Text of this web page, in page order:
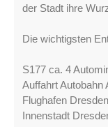
der Stadt ihre
Die wichtigsten
S177 ca. 4
Auffahrt Autobahn
Flughafen
Innenstadt